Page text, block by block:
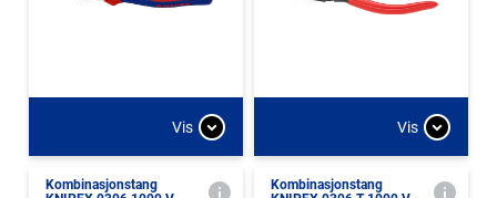
Vis Vis
Kombinasjonstang
Kombinasjonstang